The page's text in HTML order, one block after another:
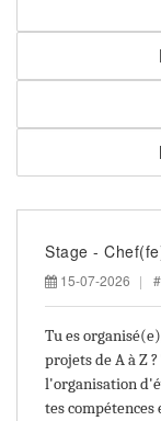
Stage -
15-07-2026
Tu es
projets de A à Z
l'organisation
tes compétences